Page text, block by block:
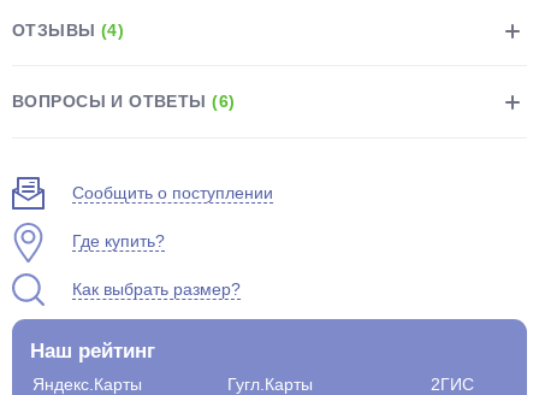
ОТЗЫВЫ (4)
ВОПРОСЫ И ОТВЕТЫ(6)
Сообщить о поступлении
Где купить?
Как выбрать размер?
Наш рейтинг
Яндекс.Карты
Гугл.Карты
2ГИС